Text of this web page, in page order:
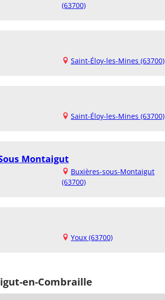
(63700)
Saint-Éloy-les-Mines (63700)
Saint-Éloy-les-Mines (63700)
Montaigut
Buxières-sous-Montaigut
(63700)
Youx (63700)
en-Combraille